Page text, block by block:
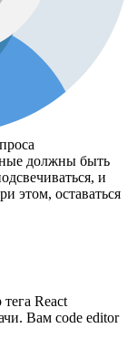
должны быть
и
этом, оставаться
React
Вам code editor